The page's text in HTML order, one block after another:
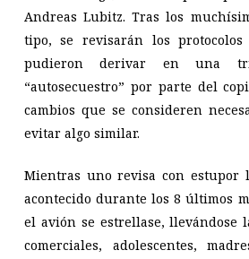
Andreas Lubitz. Tras los
tipo, se revisarán los protocolos
pudieron derivar en una
“autosecuestro” por parte del
cambios que se consideren
evitar algo similar.
Mientras uno revisa con estupor
acontecido durante los 8 últimos
el avión se estrellase, llevándose
comerciales, adolescentes,